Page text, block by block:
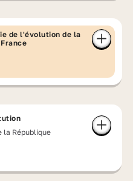
de l'évolution de la
la République